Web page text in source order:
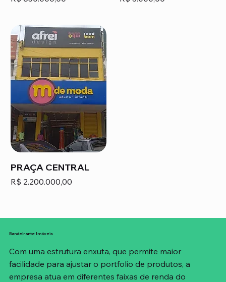
PRAÇA CENTRAL
Preço
R$ 2.200.000,00
Bandeirante Imóveis
Com uma estrutura enxuta, que permite maior
facilidade para ajustar o portfolio de produtos, a
empresa atua em diferentes faixas de renda do